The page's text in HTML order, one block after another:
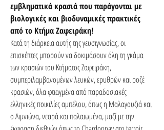
εμβληματικά κρασιά που παράγονται με
βιολογικές και βιοδυναμικές πρακτικές
από το Κτήμα Ζαφειράκη!
Κατά τη διάρκεια αυτής της γευσιγνωσίας, οι
επισκέπτες μπορούν να δοκιμάσουν όλη τη γκάμα
των κρασιών του Κτήματος Ζαφειράκη,
συμπεριλαμβανομένων λευκών, ερυθρών και ροζέ
κρασιών, όλα φτιαγμένα από παραδοσιακές
ελληνικές ποικιλίες αμπέλου, όπως η Μαλαγουζιά και
ο Λιμνιώνα, νεαρά και παλαιωμένα, μαζί με την